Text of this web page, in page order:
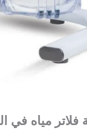
فلاتر مياه في